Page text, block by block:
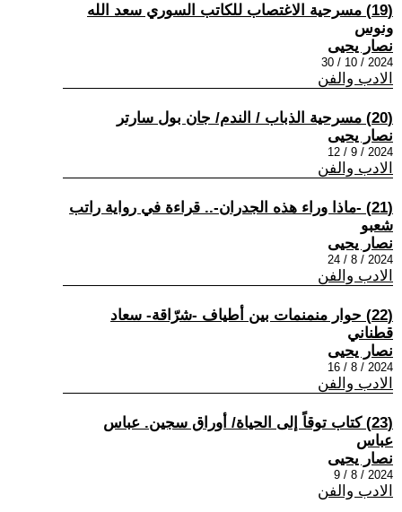
(19) مسرحية الاغتصاب للكاتب السوري سعد الله
ونوس
نصار يحيى
2024 / 10 / 30
الادب والفن
(20) مسرحية الذباب / الندم/ جان بول سارتر
نصار يحيى
2024 / 9 / 12
الادب والفن
(21) -ماذا وراء هذه الجدران-.. قراءة في رواية راتب
شعبو
نصار يحيى
2024 / 8 / 24
الادب والفن
(22) حوار منمنمات بين أطياف -شرّاقة- سعاد
قطناني
نصار يحيى
2024 / 8 / 16
الادب والفن
(23) كتاب توقاً إلى الحياة/ أوراق سجين. عباس
عباس
نصار يحيى
2024 / 8 / 9
الادب والفن